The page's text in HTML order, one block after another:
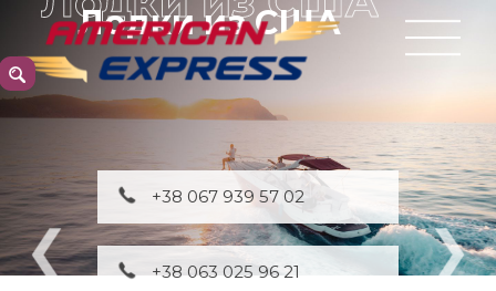
Лодки из США
+38 067 939 57 02
+38 063 025 96 21